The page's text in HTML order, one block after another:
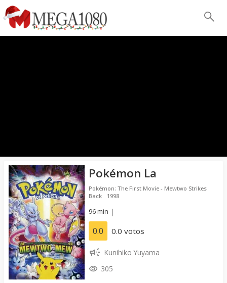
Pokémon La
Pokémon: The First Movie - Mewtwo Strikes
Back
1998
96 min |
0.0 0.0 votos
Kunihiko Yuyama
305